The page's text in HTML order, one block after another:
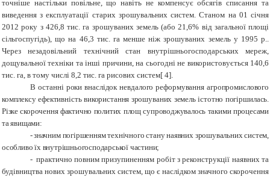
точніше настільки повільне, що навіть не компенсує обсягів списання та
виведення з експлуатації старих зрошувальних систем. Станом на 01 січня
2012 року з 426,8 тис. га зрошуваних земель (або 21,6% від загальної площі
сільгоспугідь), що на 46,3 тис. га менше ніж зрошуваних земель у 1995 р..
Через незадовільний технічний стан внутрішньогосподарських мереж,
дощувальної техніки та інші причини, на сьогодні не використовується 140,6
тис. га, в тому числі 8,2 тис. га рисових систем[ 4].
В останні роки внаслідок невдалого реформування агропромислового
комплексу ефективність використання зрошуваних земель істотно погіршилась.
Різке скорочення фактично политих площ супроводжувалось такими процесами
та явищами:
-значним погіршенням технічного стану наявних зрошувальних систем,
особливо їх внутрішньогосподарської частини;
- практично повним призупиненням робіт з реконструкції наявних та
будівництва нових зрошувальних систем, що є наслідком значного скорочення